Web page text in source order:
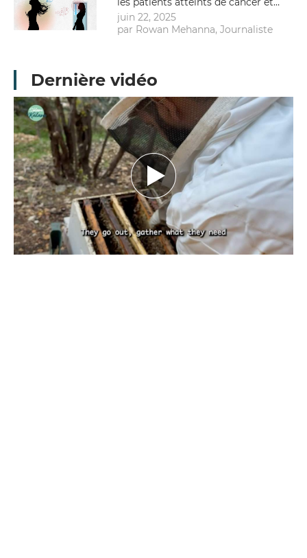
les groupes marginalisés
juin 22, 2025
par Rowan Mehanna, Journaliste
Dernière vidéo